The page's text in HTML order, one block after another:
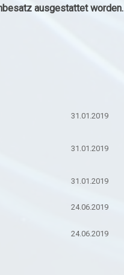
ausgestattet worden.
31.01.2019
31.01.2019
31.01.2019
24.06.2019
24.06.2019